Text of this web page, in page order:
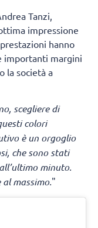
Tanzi,
impressione
hanno
importanti margini
la società a
scegliere di
colori
è un orgoglio
che sono stati
minuto.
massimo."